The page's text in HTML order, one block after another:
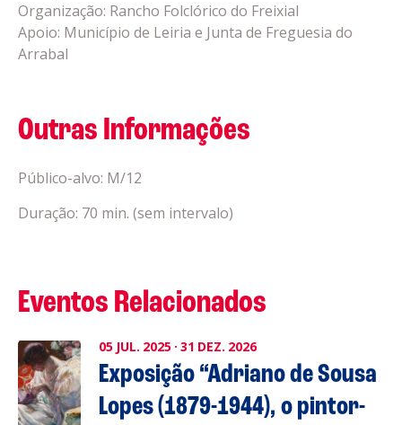
Organização: Rancho Folclórico do Freixial
Apoio: Município de Leiria e Junta de Freguesia do
Arrabal
Outras Informações
Público-alvo: M/12
Duração: 70 min. (sem intervalo)
Eventos Relacionados
05 JUL. 2025 · 31 DEZ. 2026
Exposição “Adriano de Sousa
Lopes (1879-1944), o pintor-